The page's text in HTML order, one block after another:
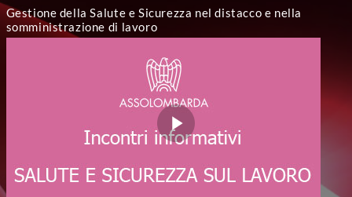
Gestione della Salute e Sicurezza nel distacco e nella
somministrazione di lavoro